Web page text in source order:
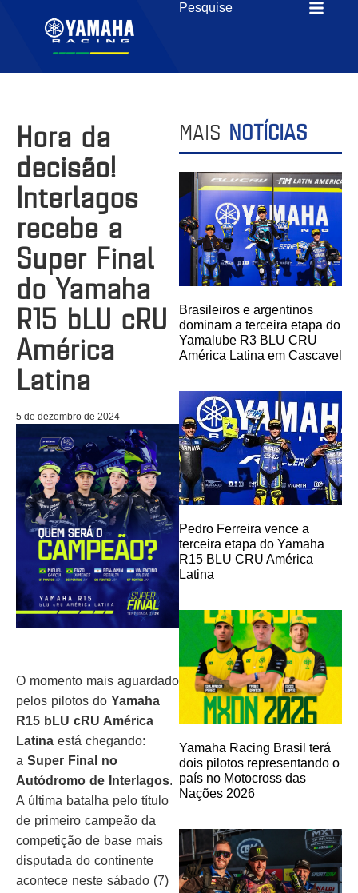
Hora da
decisão!
Interlagos
recebe a
Super Final
do Yamaha
R15 bLU cRU
América
Latina
5 de dezembro de 2024
O momento mais aguardado
pelos pilotos do Yamaha
R15 bLU cRU América
Latina está chegando:
a Super Final no
Autódromo de Interlagos.
A última batalha pelo título
de primeiro campeão da
competição de base mais
disputada do continente
acontece neste sábado (7)
MAIS NOTÍCIAS
Brasileiros e argentinos
dominam a terceira etapa do
Yamalube R3 BLU CRU
América Latina em Cascavel
Pedro Ferreira vence a
terceira etapa do Yamaha
R15 BLU CRU América
Latina
Yamaha Racing Brasil terá
dois pilotos representando o
país no Motocross das
Nações 2026